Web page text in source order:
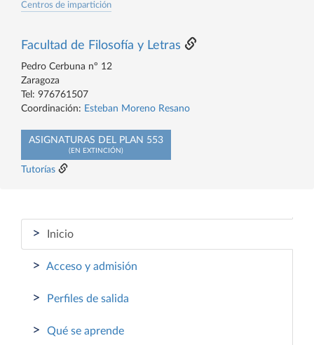
Centros de impartición
Facultad de Filosofía y Letras
Pedro Cerbuna nº 12
Zaragoza
Tel: 976761507
Coordinación: Esteban Moreno Resano
ASIGNATURAS DEL PLAN 553
(EN EXTINCIÓN)
Tutorías
> Inicio
> Acceso y admisión
> Perfiles de salida
> Qué se aprende